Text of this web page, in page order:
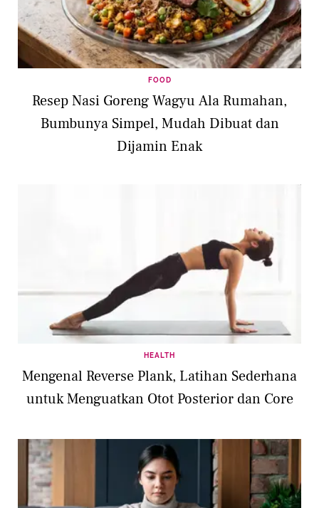
FOOD
Resep Nasi Goreng Wagyu Ala Rumahan,
Bumbunya Simpel, Mudah Dibuat dan
Dijamin Enak
HEALTH
Mengenal Reverse Plank, Latihan Sederhana
untuk Menguatkan Otot Posterior dan Core